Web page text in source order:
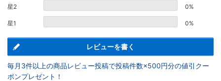
星2 0%
星1 0%
レビューを書く
毎月3件以上の商品レビュー投稿で投稿件数×500円分の値引クー
ポンプレゼント！